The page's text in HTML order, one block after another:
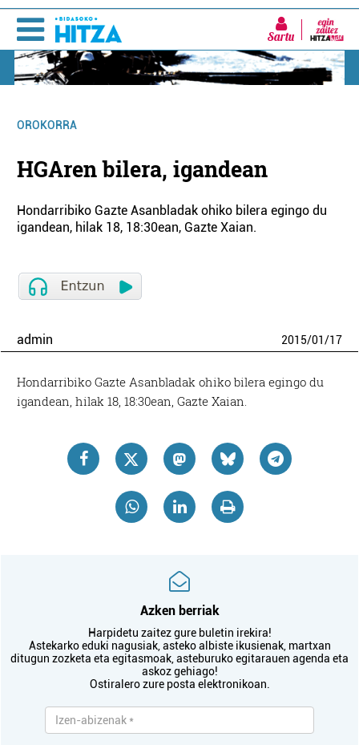
Sartu
OROKORRA
HGAren bilera, igandean
Hondarribiko Gazte Asanbladak ohiko bilera egingo du
igandean, hilak 18, 18:30ean, Gazte Xaian.
admin 2015/01/17
Hondarribiko Gazte Asanbladak ohiko bilera egingo du
igandean, hilak 18, 18:30ean, Gazte Xaian.
Azken berriak
Harpidetu zaitez gure buletin irekira!
Astekarko eduki nagusiak, asteko albiste ikusienak, martxan
ditugun zozketa eta egitasmoak, asteburuko egitarauen agenda eta
askoz gehiago!
Ostiralero zure posta elektronikoan.